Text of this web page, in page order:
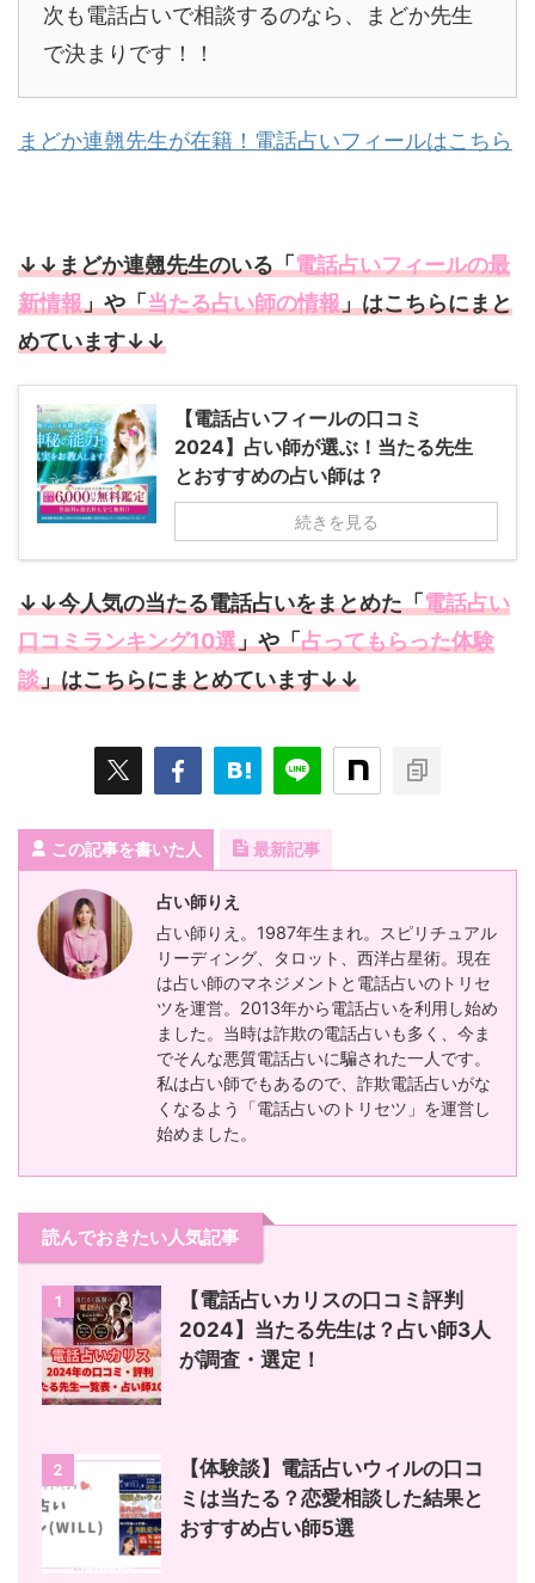
次も電話占いで相談するのなら、まどか先生
で決まりです！！
まどか連翹先生が在籍！電話占いフィールはこちら
↓↓まどか連翹先生のいる「電話占いフィールの最
新情報」や「当たる占い師の情報」はこちらにまと
めています↓↓
【電話占いフィールの口コミ
2024】占い師が選ぶ！当たる先生
とおすすめの占い師は？
続きを見る
↓↓今人気の当たる電話占いをまとめた「電話占い
口コミランキング10選」や「占ってもらった体験
談」はこちらにまとめています↓↓
この記事を書いた人 最新記事
占い師りえ
占い師りえ。1987年生まれ。スピリチュアル
リーディング、タロット、西洋占星術。現在
は占い師のマネジメントと電話占いのトリセ
ツを運営。2013年から電話占いを利用し始め
ました。当時は詐欺の電話占いも多く、今ま
でそんな悪質電話占いに騙された一人です。
私は占い師でもあるので、詐欺電話占いがな
くなるよう「電話占いのトリセツ」を運営し
始めました。
読んでおきたい人気記事
1
【電話占いカリスの口コミ評判
2024】当たる先生は？占い師3人
が調査・選定！
2
【体験談】電話占いウィルの口コ
ミは当たる？恋愛相談した結果と
おすすめ占い師5選